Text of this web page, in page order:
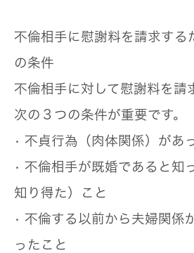
不倫相手に慰謝料を請求する
の条件
不倫相手に対して慰謝料を請
次の３つの条件が重要です。
• 不貞行為（肉体関係）があ
• 不倫相手が既婚であると知
知り得た）こと
• 不倫する以前から夫婦関係
ったこと